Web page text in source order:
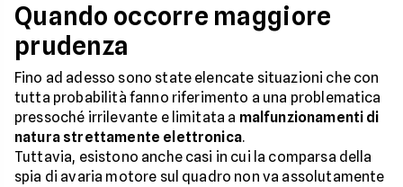
Quando occorre maggiore
prudenza
Fino ad adesso sono state elencate situazioni che con
tutta probabilità fanno riferimento a una problematica
pressoché irrilevante e limitata a malfunzionamenti di
natura strettamente elettronica.
Tuttavia, esistono anche casi in cui la comparsa della
spia di avaria motore sul quadro non va assolutamente